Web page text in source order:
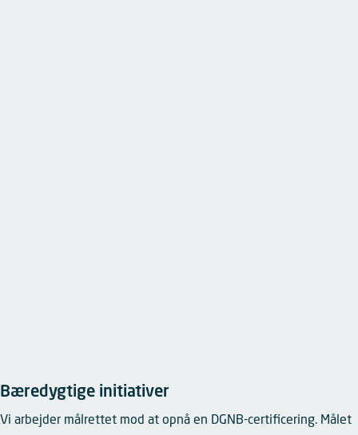
Bæredygtige initiativer
Vi arbejder målrettet mod at opnå en DGNB-certificering. Målet